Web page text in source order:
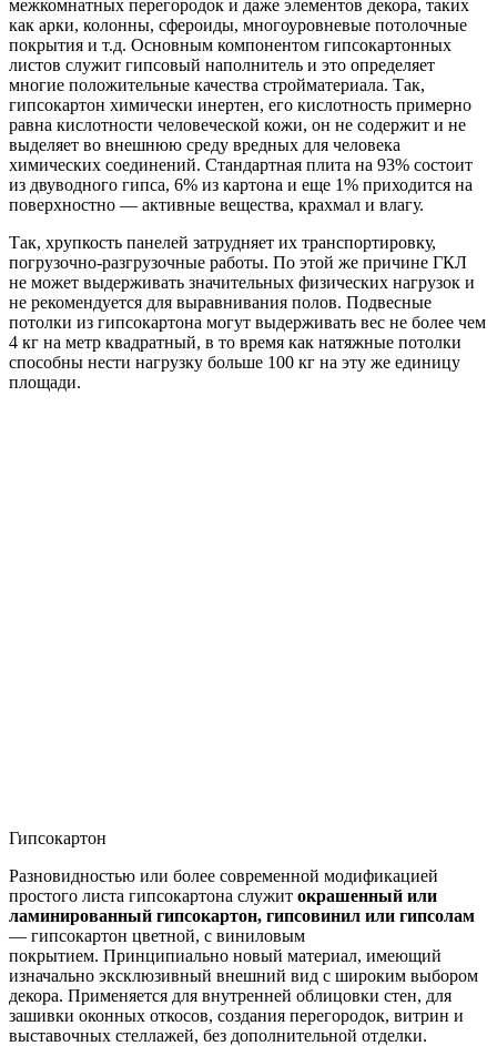
межкомнатных перегородок и даже элементов декора, таких
как арки, колонны, сфероиды, многоуровневые потолочные
покрытия и т.д. Основным компонентом гипсокартонных
листов служит гипсовый наполнитель и это определяет
многие положительные качества стройматериала. Так,
гипсокартон химически инертен, его кислотность примерно
равна кислотности человеческой кожи, он не содержит и не
выделяет во внешнюю среду вредных для человека
химических соединений. Стандартная плита на 93% состоит
из двуводного гипса, 6% из картона и еще 1% приходится на
поверхностно — активные вещества, крахмал и влагу.
Так, хрупкость панелей затрудняет их транспортировку,
погрузочно-разгрузочные работы. По этой же причине ГКЛ
не может выдерживать значительных физических нагрузок и
не рекомендуется для выравнивания полов. Подвесные
потолки из гипсокартона могут выдерживать вес не более чем
4 кг на метр квадратный, в то время как натяжные потолки
способны нести нагрузку больше 100 кг на эту же единицу
площади.
Гипсокартон
Разновидностью или более современной модификацией
простого листа гипсокартона служит окрашенный или
ламинированный гипсокартон, гипсовинил или гипсолам
— гипсокартон цветной, с виниловым
покрытием. Принципиально новый материал, имеющий
изначально эксклюзивный внешний вид с широким выбором
декора. Применяется для внутренней облицовки стен, для
зашивки оконных откосов, создания перегородок, витрин и
выставочных стеллажей, без дополнительной отделки.